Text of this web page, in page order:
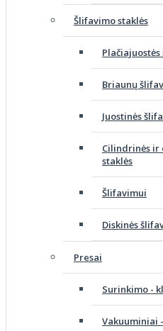
Šlifavimo staklės
Briaunų
Juostinės
Cilindrinės ir
staklės
Šlifavimui
Diskinės
Presai
Surinkimo -
Vakuuminiai